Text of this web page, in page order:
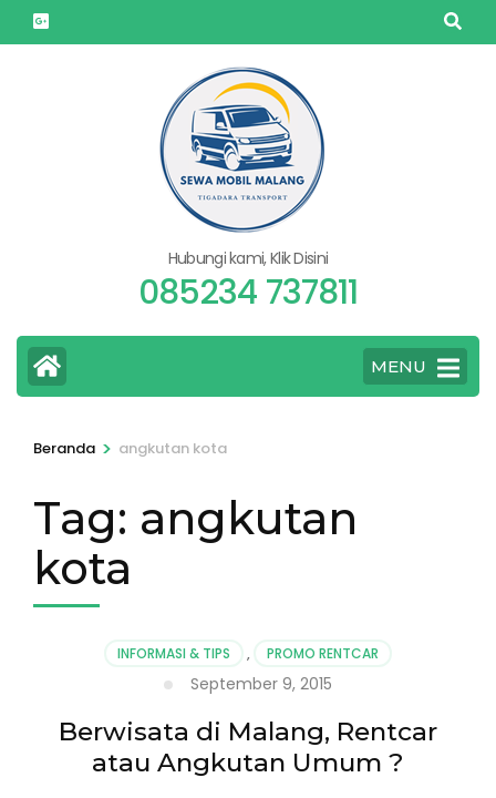
Lompat
ke
Hubungi kami, Klik Disini
085234 737811
MENU
Beranda > angkutan kota
Tag: angkutan
kota
INFORMASI & TIPS , PROMO RENTCAR
September 9, 2015
Berwisata di Malang, Rentcar
atau Angkutan Umum ?